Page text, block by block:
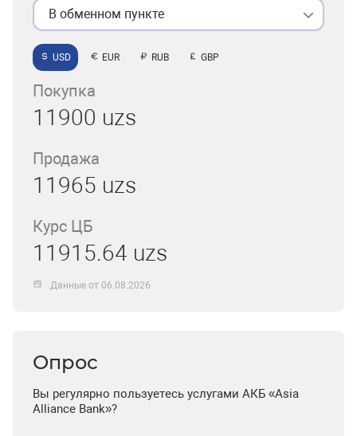
В обменном пункте
USD EUR RUB GBP
Покупка
11900 uzs
Продажа
11965 uzs
Курс ЦБ
11915.64 uzs
Данные от 06.08.2026
Опрос
Вы регулярно пользуетесь услугами АКБ «Asia
Alliance Bank»?